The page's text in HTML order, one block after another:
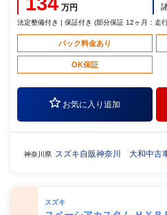
万円
法定整備付き | 保証付き (部分保証 12ヶ月：走
パック料金あり
OK保証
お気に入り追加
神奈川県 スズキ自販神奈川 大和中古
スズキ